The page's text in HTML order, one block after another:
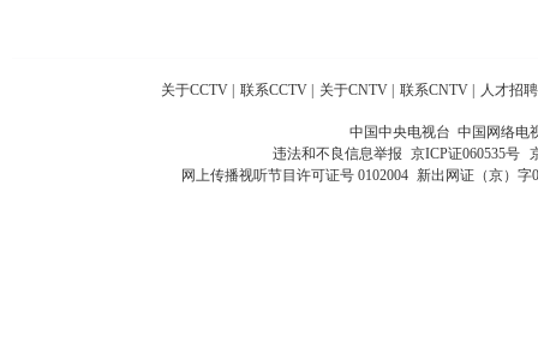
关于CCTV | 联系CCTV | 关于CNTV | 联系CNTV | 人才招聘
中国中央电视台 中国网络电
违法和不良信息举报 京ICP证060535号
网上传播视听节目许可证号 0102004 新出网证（京）